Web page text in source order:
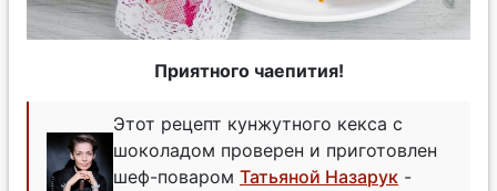
Приятного чаепития!
Этот рецепт кунжутного кекса с
шоколадом проверен и приготовлен
шеф-поваром Татьяной Назарук -